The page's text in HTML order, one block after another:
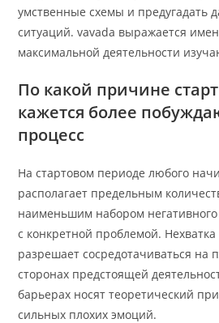
умственные схемы и предугадать
ситуаций. vavada выражается
максимальной деятельности
По какой причине
кажется более
процесс
На стартовом периоде любого
располагает предельным
наименьшим набором негативного
с конкретной проблемой.
разрешает сосредотачиваться на
сторонах предстоящей
барьерах носят теоретический
сильных плохих эмоций.